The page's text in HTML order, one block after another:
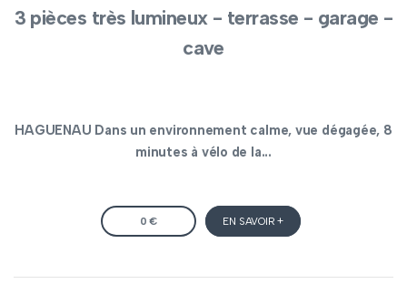
3 pièces très lumineux - terrasse - garage -
cave
HAGUENAU Dans un environnement calme, vue dégagée, 8
minutes à vélo de la...
0 € EN SAVOIR +